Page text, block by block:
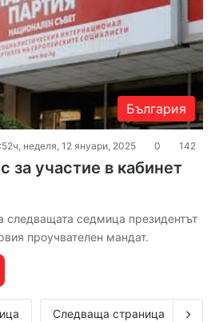
България
неделя, 12 януари, 2025 0 142
за участие в кабинет
следващата седмица президентът
проучвателен мандат.
Следваща страница